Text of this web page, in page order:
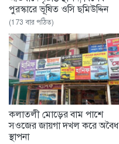
পুরস্কারে ভূষিত ওসি ছমিউদ্দিন
(173 বার পঠিত)
কলাতলী মোড়ের বাম পাশে
সওজের জায়গা দখল করে অবৈধ
স্থাপনা